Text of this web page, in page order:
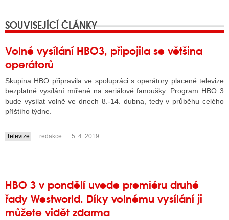
RADIA
RÁDIÍ
VYSÍLAČE
TELEVIZÍ
INTERNET
SOUVISEJÍCÍ ČLÁNKY
Volné vysílání HBO3, připojila se většina
operátorů
Skupina HBO připravila ve spolupráci s operátory placené televize
bezplatné vysílání mířené na seriálové fanoušky. Program HBO 3
bude vysílat volně ve dnech 8.-14. dubna, tedy v průběhu celého
příštího týdne.
....
Televize redakce 5. 4. 2019
HBO 3 v pondělí uvede premiéru druhé
řady Westworld. Díky volnému vysílání ji
můžete vidět zdarma